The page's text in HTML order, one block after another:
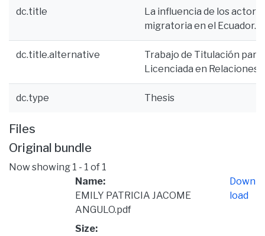
dc.title
La influencia de los
migratoria en el Ecuador.
dc.title.alternative
Trabajo de Titulación
Licenciada en Relaciones
dc.type Thesis
Files
Original bundle
Now showing 1 - 1 of 1
Name:
EMILY PATRICIA JACOME
ANGULO.pdf
Size:
Down
load